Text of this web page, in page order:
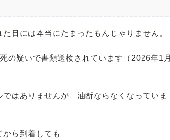
日には本当にたまったもんじゃりません。
の疑いで書類送検されています（2026年1月
はありませんが、油断ならなくなっていま
ら到着しても